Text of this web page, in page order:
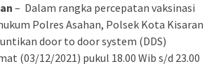
– Dalam rangka percepatan vaksinasi
Polres Asahan, Polsek Kota Kisaran
door to door system (DDS)
(03/12/2021) pukul 18.00 Wib s/d 23.00